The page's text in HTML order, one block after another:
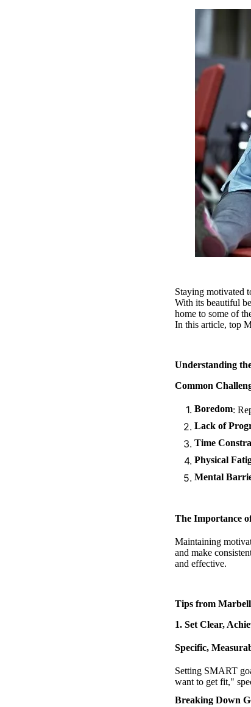
Staying motivated
With its beautiful
home to some of
In this article, top
Understanding
Common
Boredom:
Lack of
Time
Physical
Mental
The Importance
Maintaining
and make
and effective.
Tips from
1. Set Clear,
Specific,
Setting SMART
want to get fit,"
Breaking Down